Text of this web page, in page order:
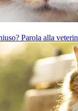
Parola alla